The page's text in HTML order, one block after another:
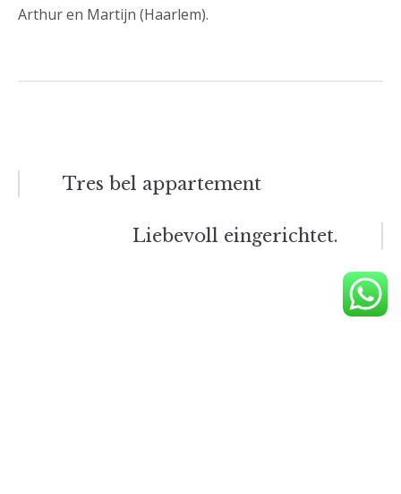
Arthur en Martijn (Haarlem).
Bericht
navigatie
Tres bel appartement
Liebevoll eingerichtet.